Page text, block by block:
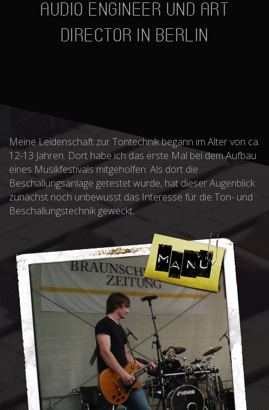
Audio Engineer und Art
Director in Berlin
Meine Leidenschaft zur Tontechnik begann im Alter von ca.
12-13 Jahren. Dort habe ich das erste Mal bei dem Aufbau
eines Musikfestivals mitgeholfen. Als dort die
Beschallungsanlage getestet wurde, hat dieser Augenblick
zunächst noch unbewusst das Interesse für die Ton- und
Beschallungstechnik geweckt.